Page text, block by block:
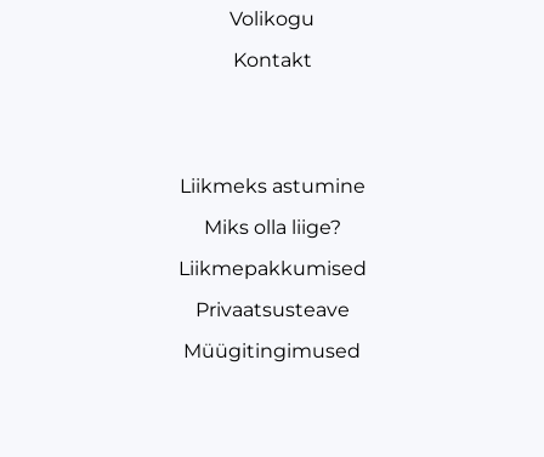
Volikogu
Kontakt
Liikmeks astumine
Miks olla liige?
Liikmepakkumised
Privaatsusteave
Müügitingimused